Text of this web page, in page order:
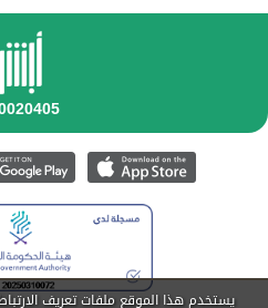
يستخدم هذا الموقع ملفات تعريف